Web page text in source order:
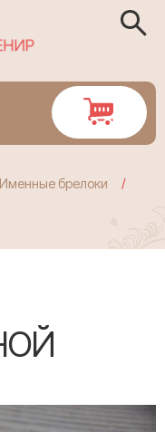
Именные брелоки